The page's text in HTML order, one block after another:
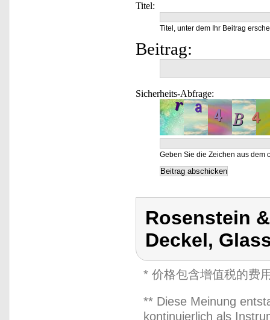
Titel:
Titel, unter dem Ihr Beitrag
Beitrag:
Sicherheits-Abfrage:
Geben Sie die Zeichen aus dem
Rosenstein
Deckel,
* 价格包含增值税的费
** Diese Meinung
kontinuierlich als